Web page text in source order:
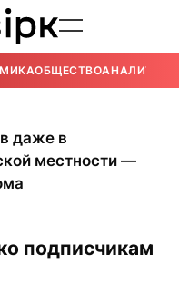
ОБЩЕСТВОАНАЛИТИКА
даже в
местности —
подписчикам